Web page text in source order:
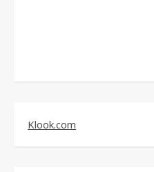
Klook.com